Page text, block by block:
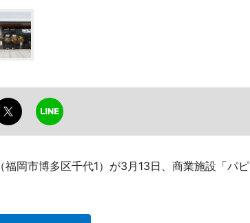
岡市博多区千代1）が3月13日、商業施設「パピ